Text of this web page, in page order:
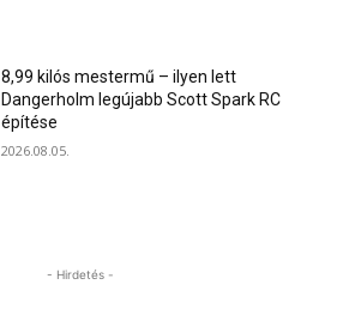
8,99 kilós mestermű – ilyen lett
Dangerholm legújabb Scott Spark RC
építése
2026.08.05.
- Hirdetés -